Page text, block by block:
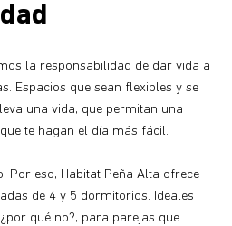
la responsabilidad de dar vida a
Espacios que sean flexibles y se
una vida, que permitan una
te hagan el día más fácil.
Por eso, Habitat Peña Alta ofrece
de 4 y 5 dormitorios. Ideales
qué no?, para parejas que